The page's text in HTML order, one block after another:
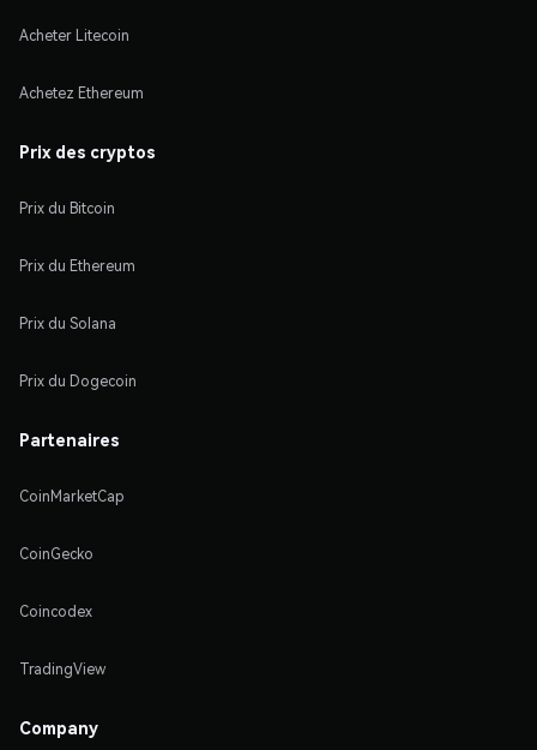
Acheter Litecoin
Achetez Ethereum
Prix des cryptos
Prix du Bitcoin
Prix du Ethereum
Prix du Solana
Prix du Dogecoin
Partenaires
CoinMarketCap
CoinGecko
Coincodex
TradingView
Company